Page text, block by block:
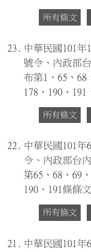
所有條文
23.
中華民國101年
號令、內政部
布第1、65、68
178、190、191
所有條文
22.
中華民國101年
令、內政部台
第65、68、69
190、191條條文
所有條文
21.
中華民國101年